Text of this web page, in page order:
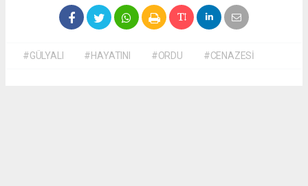
#GÜLYALI #HAYATINI #ORDU #CENAZESİ